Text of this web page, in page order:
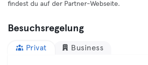
findest du auf der Partner-Webseite.
Besuchsregelung
Privat Business